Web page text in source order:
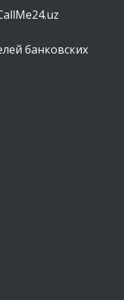
банковских